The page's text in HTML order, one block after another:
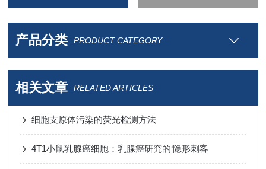
产品分类 PRODUCT CATEGORY
相关文章 RELATED ARTICLES
细胞支原体污染的荧光检测方法
4T1小鼠乳腺癌细胞：乳腺癌研究的‘隐形刺客